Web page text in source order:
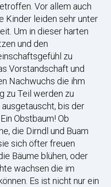
Vor allem auch
Kinder leiden sehr unter
Um in dieser harten
und den
zu
Vorstandschaft und
Nachwuchs die ihm
zu Teil werden zu
bis der
Obstbaum! Ob
die Dirndl und Buam
sich öfter freuen
Bäume blühen, oder
wachsen die im
Es ist nicht nur ein